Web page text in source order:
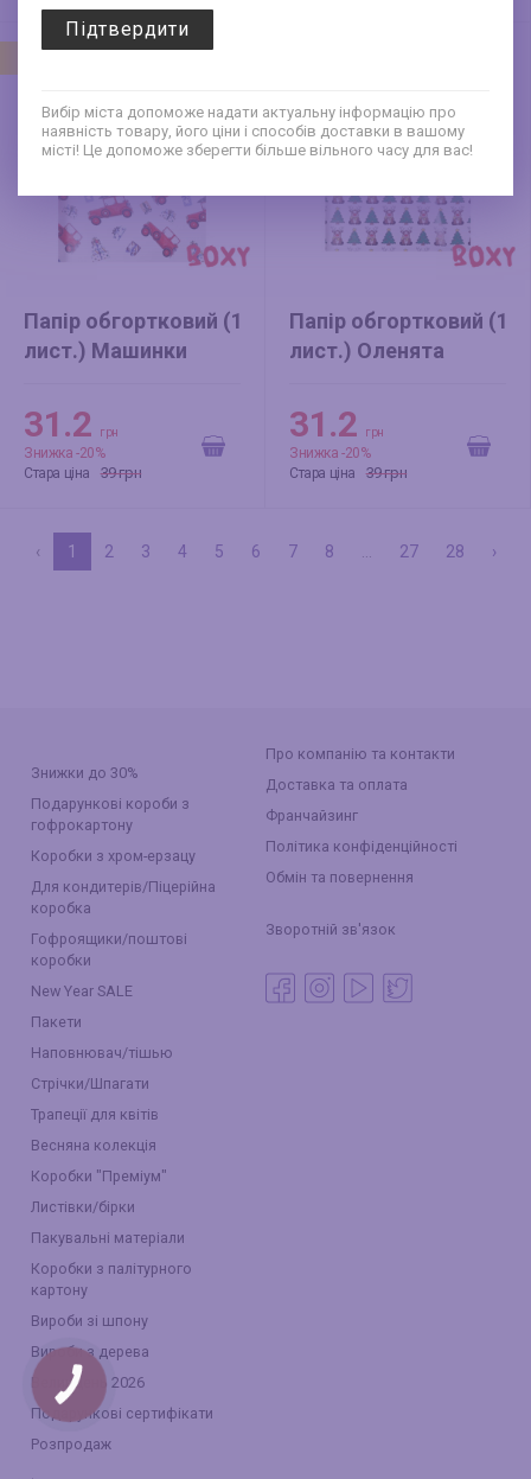
Підтвердити
Вибір міста допоможе надати актуальну інформацію про
наявність товару, його ціни і способів доставки в вашому
місті! Це допоможе зберегти більше вільного часу для вас!
Папір обгортковий (1
лист.) Машинки
31.2 грн
Знижка -20%
Стара ціна
39 грн
Папір обгортковий (1
лист.) Оленята
31.2 грн
Знижка -20%
Стара ціна
39 грн
‹ 1 2 3 4 5 6 7 8 27 28 ›
Знижки до 30%
Подарункові короби з
гофрокартону
Коробки з хром-ерзацу
Для кондитерів/Піцерійна
коробка
Гофроящики/поштові
коробки
New Year SALE
Пакети
Наповнювач/тішью
Стрічки/Шпагати
Трапеції для квітів
Весняна колекція
Коробки "Преміум"
Листівки/бірки
Пакувальні матеріали
Коробки з палітурного
картону
Вироби зі шпону
Вироби з дерева
Великдень 2026
Подарункові сертифікати
Розпродаж
Про компанію та контакти
Доставка та оплата
Франчайзинг
Політика конфіденційності
Обмін та повернення
Зворотній зв'язок
КНОПКА
ЗВ'ЯЗКУ